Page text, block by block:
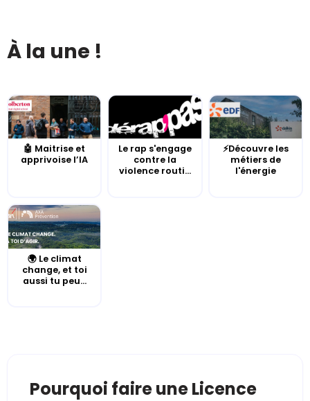
À la une !
🤖 Maitrise et
apprivoise l’IA
Le rap s'engage
contre la
violence routi...
⚡Découvre les
métiers de
l'énergie
🌍 Le climat
change, et toi
aussi tu peu...
Pourquoi faire une Licence